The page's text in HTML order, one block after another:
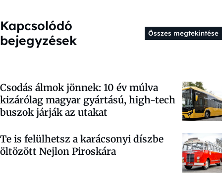
Kapcsolódó
bejegyzések
Összes megtekintése
Csodás álmok jönnek: 10 év múlva
kizárólag magyar gyártású, high-tech
buszok járják az utakat
Te is felülhetsz a karácsonyi díszbe
öltözött Nejlon Piroskára